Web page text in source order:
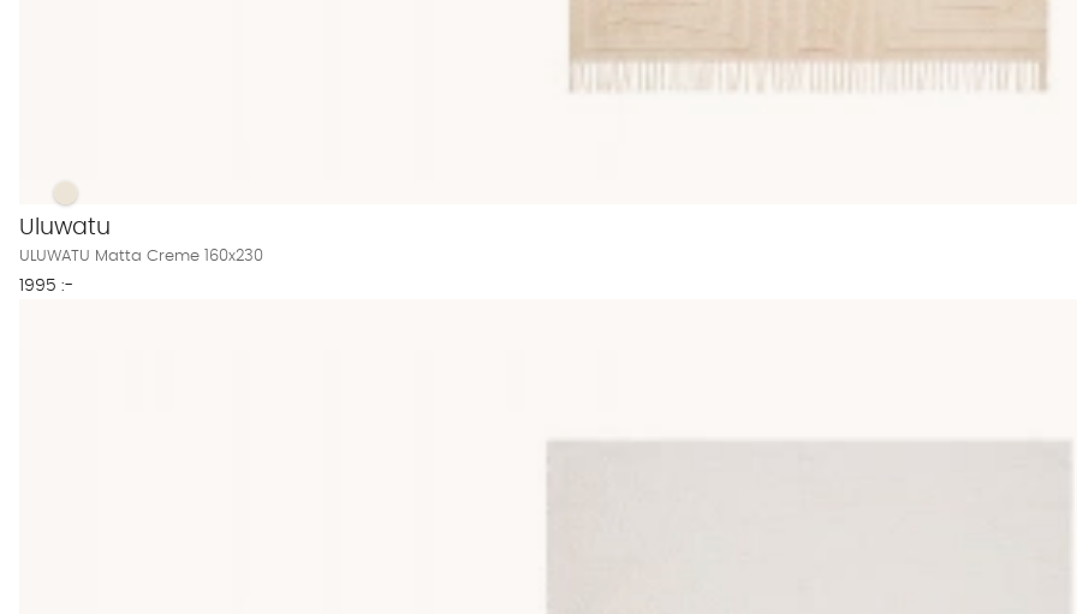
ULUWATU Matta Creme 160x230 Finns även i dessa färger:
ULUWATU Matta Creme 160x230
Uluwatu
ULUWATU Matta Creme 160x230
1995 :-